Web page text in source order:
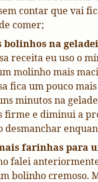
contar que vai
comer;
bolinhos na
receita eu uso o
molinho mais
fica um pouco
minutos na
firme e diminui a
desmanchar
farinhas para
falei
bolinho cremoso.